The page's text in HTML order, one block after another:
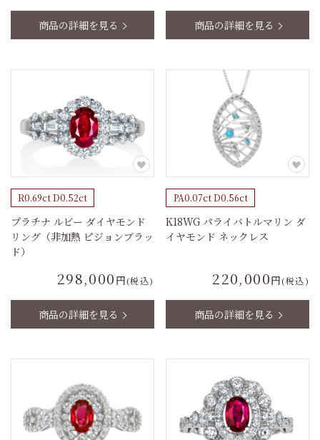
商品の詳細を見る 商品の詳細を見る
R0.69ct D0.52ct
プラチナ ルビー ダイヤモンド
リング（非加熱 ピジョンブラッ
ド）
298,000 円(税込)
商品の詳細を見る
PA0.07ct D0.56ct
K18WG パライバトルマリン ダ
イヤモンド ネックレス
220,000円(税込)
商品の詳細を見る